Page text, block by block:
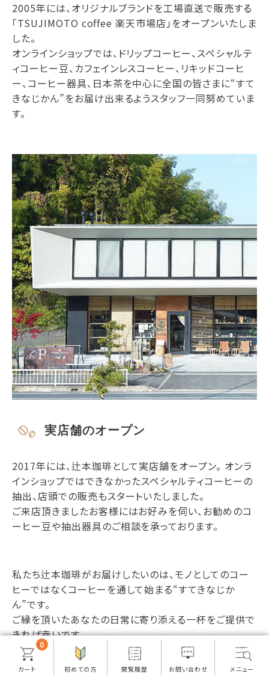
2005年には、オリジナルブランドを工場直送で販売する
「TSUJIMOTO coffee 楽天市場店」をオープンいたしま
した。
オンラインショップでは、ドリップコーヒー、スペシャルテ
ィコーヒー豆、カフェインレスコーヒー、リキッドコーヒ
ー、コーヒー器具、日本茶を中心に全国の皆さまに“すて
きなじかん”をお届け出来るようスタッフ一同努めていま
す。
実店舗のオープン
2017年には、辻本珈琲として実店舗をオープン。 オンラ
インショップではできなかったスペシャルティコーヒーの
抽出、店頭での販売もスタートいたしました。
ご来店頂きましたお客様にはお好みを伺い、お勧めのコ
ーヒー豆や抽出器具のご相談を承っております。
私たち辻本珈琲がお届けしたいのは、モノとしてのコー
ヒーではなくコーヒーを通して始まる“すてきなじか
ん”です。
ご縁を頂いたあなたの日常に寄り添える一杯をご提供で
きれば幸いです。
0